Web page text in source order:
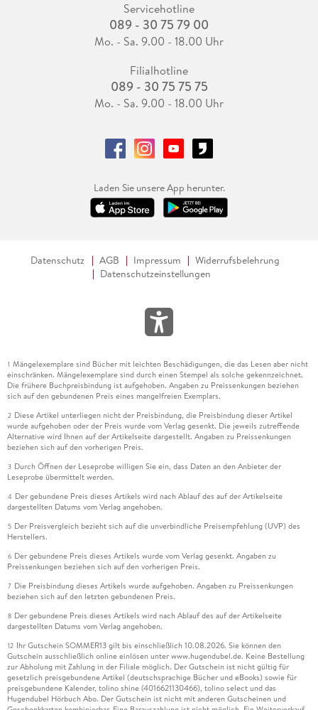
Servicehotline
089 - 30 75 79 00
Mo. - Sa. 9.00 - 18.00 Uhr
Filialhotline
089 - 30 75 75 75
Mo. - Sa. 9.00 - 18.00 Uhr
Laden Sie unsere App herunter.
Datenschutz AGB Impressum
Widerrufsbelehrung
Datenschutzeinstellungen
1 Mängelexemplare sind Bücher mit leichten Beschädigungen, die das Lesen aber nicht
einschränken. Mängelexemplare sind durch einen Stempel als solche gekennzeichnet.
Die frühere Buchpreisbindung ist aufgehoben. Angaben zu Preissenkungen beziehen
sich auf den gebundenen Preis eines mangelfreien Exemplars.
2 Diese Artikel unterliegen nicht der Preisbindung, die Preisbindung dieser Artikel
wurde aufgehoben oder der Preis wurde vom Verlag gesenkt. Die jeweils zutreffende
Alternative wird Ihnen auf der Artikelseite dargestellt. Angaben zu Preissenkungen
beziehen sich auf den vorherigen Preis.
3 Durch Öffnen der Leseprobe willigen Sie ein, dass Daten an den Anbieter der
Leseprobe übermittelt werden.
4 Der gebundene Preis dieses Artikels wird nach Ablauf des auf der Artikelseite
dargestellten Datums vom Verlag angehoben.
5 Der Preisvergleich bezieht sich auf die unverbindliche Preisempfehlung (UVP) des
Herstellers.
6 Der gebundene Preis dieses Artikels wurde vom Verlag gesenkt. Angaben zu
Preissenkungen beziehen sich auf den vorherigen Preis.
7 Die Preisbindung dieses Artikels wurde aufgehoben. Angaben zu Preissenkungen
beziehen sich auf den letzten gebundenen Preis.
8 Der gebundene Preis dieses Artikels wird nach Ablauf des auf der Artikelseite
dargestellten Datums vom Verlag angehoben.
12 Ihr Gutschein SOMMER13 gilt bis einschließlich 10.08.2026. Sie können den
Gutschein ausschließlich online einlösen unter www.hugendubel.de. Keine Bestellung
zur Abholung mit Zahlung in der Filiale möglich. Der Gutschein ist nicht gültig für
gesetzlich preisgebundene Artikel (deutschsprachige Bücher und eBooks) sowie für
preisgebundene Kalender, tolino shine (4016621130466), tolino select und das
Hugendubel Hörbuch Abo. Der Gutschein ist nicht mit anderen Gutscheinen und